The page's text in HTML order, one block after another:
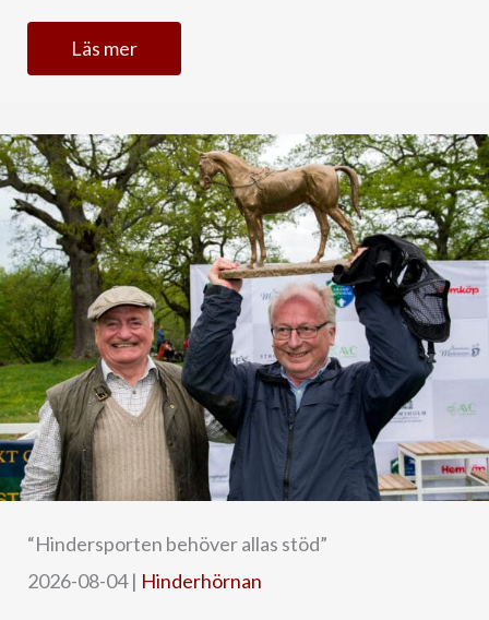
Läs mer
“Hindersporten behöver allas stöd”
2026-08-04| Hinderhörnan